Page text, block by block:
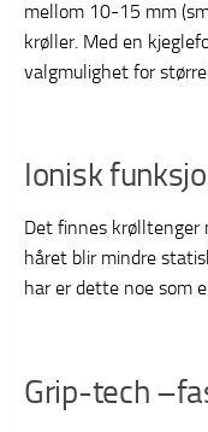
mellom 10-15 mm
krøller. Med en
valgmulighet for
Ionisk
Det finnes krølltenger
håret blir mindre
har er dette noe som
Grip-tech